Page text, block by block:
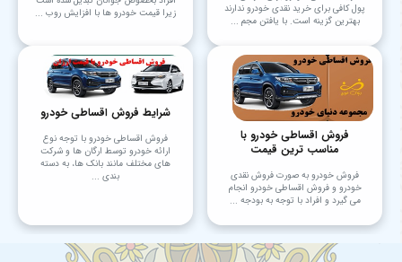
پول کافی برای خرید نقدی خودرو ندارند
بهترین گزینه است. با یافتن مجم ...
زیرا قیمت خودرو ها با افزایش روب ...
فروش اقساطی خودرو با
مناسب ترین قیمت
فروش خودرو به صورت فروش نقدی
خودرو و فروش اقساطی خودرو انجام
می‌ گیرد و افراد با توجه به بودجه ...
شرایط فروش اقساطی خودرو
فروش اقساطی خودرو با توجه نوع
ارائه خودرو توسط ارگان ها و شرکت
های مختلف مانند بانک ها، به دسته
بندی ...